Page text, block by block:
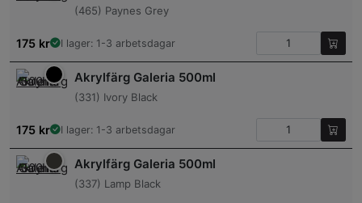
(465) Paynes Grey
175 kr I lager: 1-3 arbetsdagar
Akrylfärg Galeria 500ml
(331) Ivory Black
175 kr I lager: 1-3 arbetsdagar
Akrylfärg Galeria 500ml
(337) Lamp Black